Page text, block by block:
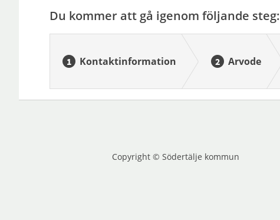
Du kommer att gå igenom följande steg:
Kontaktinformation Arvode
Copyright © Södertälje kommun